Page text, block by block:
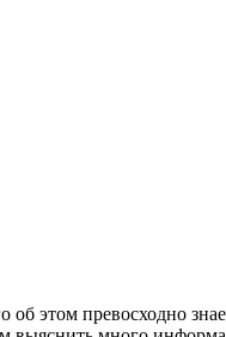
этом превосходно